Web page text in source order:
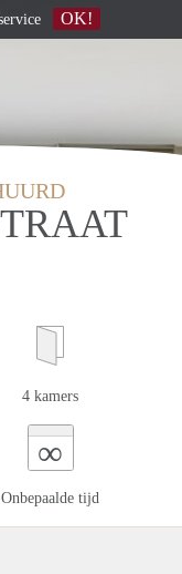
4 kamers
∞
Onbepaalde tijd
OK!